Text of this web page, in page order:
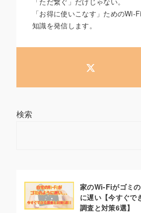
「お得に使いこなす」ためのWi-Fi
知識を発信します。
検索
家のWi-Fiがゴミ
に遅い【今すぐで
調査と対策6選】